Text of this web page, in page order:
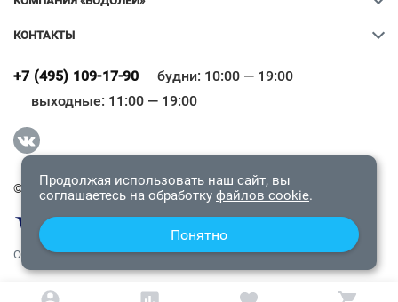
КОНТАКТЫ
+7 (495) 109-17-90
будни: 10:00 — 19:00
выходные: 11:00 — 19:00
© 2009-2026 «Водолей Онлайн». Все права защищены.
СОГЛАШЕНИЕ О КОНФИДЕНЦИАЛЬНОСТИ
Всё верно
Продолжая использовать наш сайт, вы
соглашаетесь на обработку файлов cookie.
Понятно